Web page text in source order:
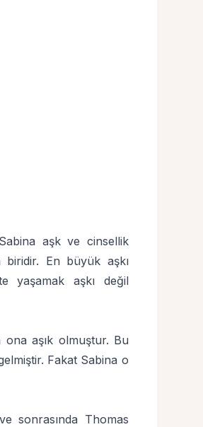
aşk ve cinsellik
En büyük aşkı
yaşamak aşkı değil
ona aşık olmuştur. Bu
Fakat Sabina o
sonrasında Thomas